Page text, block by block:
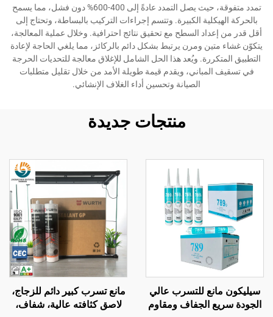
تمدد متفوقة، حيث يصل التمدد عادةً إلى 400-600% دون فشل، مما يسمح
بالحركة الهيكلية الكبيرة. وتتسم إجراءات التركيب بالبساطة، وتحتاج إلى
أقل قدر من إعداد السطح مع تحقيق نتائج احترافية. وخلال عملية المعالجة،
يتكوّن غشاء متين ومرن يرتبط بشكل دائم بالركائز، مما يلغي الحاجة لإعادة
التطبيق المتكررة. ويُعد هذا الحل الشامل للإغلاق معالجة للتحديات الحرجة
في تسقيف المباني، ويقدم قيمة طويلة الأمد من خلال تقليل متطلبات
الصيانة وتحسين أداء الغلاف الإنشائي.
منتجات جديدة
سيليكون مانع للتسرب عالي
الجودة سريع الجفاف ومقاوم
مانع تسرب كبير دائم للزجاج،
لاصق كثافته عالية، شفاف،